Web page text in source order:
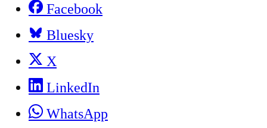
Facebook
Bluesky
X
LinkedIn
WhatsApp